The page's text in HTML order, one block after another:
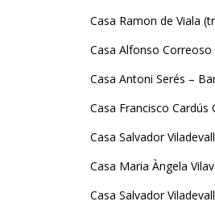
Casa Ramon de Viala
Casa Alfonso
Casa Antoni Serés –
Casa Francisco Cardús
Casa Salvador
Casa Maria Àngela
Casa Salvador